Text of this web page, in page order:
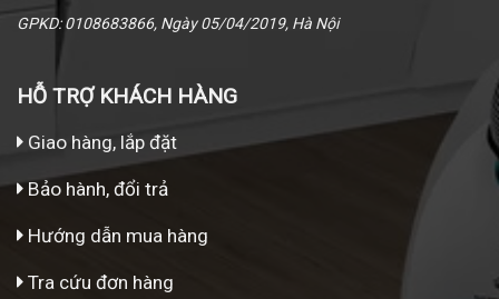
GPKD: 0108683866, Ngày 05/04/2019, Hà Nội
HỖ TRỢ KHÁCH HÀNG
Giao hàng, lắp đặt
Bảo hành, đổi trả
Hướng dẫn mua hàng
Tra cứu đơn hàng